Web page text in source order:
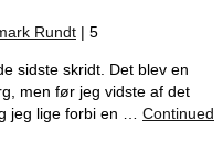
Rundt | 5
sidste skridt. Det blev en
men før jeg vidste af det
jeg lige forbi en … Continued